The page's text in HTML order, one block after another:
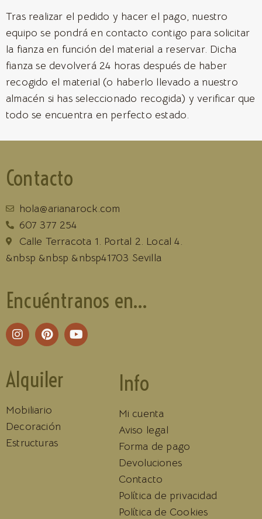
Tras realizar el pedido y hacer el pago, nuestro
equipo se pondrá en contacto contigo para solicitar
la fianza en función del material a reservar. Dicha
fianza se devolverá 24 horas después de haber
recogido el material (o haberlo llevado a nuestro
almacén si has seleccionado recogida) y verificar que
todo se encuentra en perfecto estado.
Contacto
hola@arianarock.com
607 377 254
Calle Terracota 1. Portal 2. Local 4.
&nbsp &nbsp &nbsp41703 Sevilla
Encuéntranos en...
Alquiler
Mobiliario
Decoración
Estructuras
Info
Mi cuenta
Aviso legal
Forma de pago
Devoluciones
Contacto
Política de privacidad
Política de Cookies